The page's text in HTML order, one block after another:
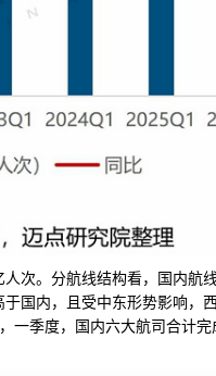
次。分航线结构看，国内航
国内，且受中东形势影响，
季度，国内六大航司合计完